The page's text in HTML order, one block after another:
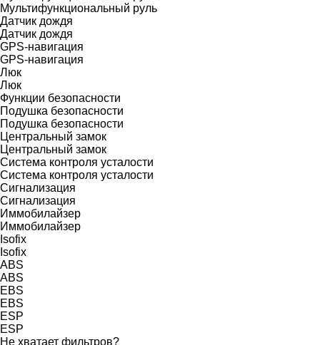
Мультифункциональный руль
Датчик дождя
Датчик дождя
GPS-навигация
GPS-навигация
Люк
Люк
Функции безопасности
Подушка безопасности
Подушка безопасности
Центральный замок
Центральный замок
Система контроля усталости
Система контроля усталости
Сигнализация
Сигнализация
Иммобилайзер
Иммобилайзер
Isofix
Isofix
ABS
ABS
EBS
EBS
ESP
ESP
Не хватает фильтров?